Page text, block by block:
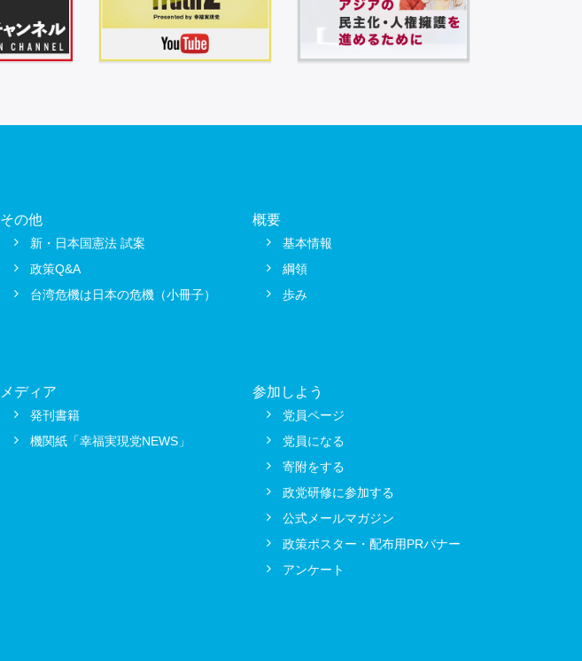
その他
新・日本国憲法 試案
政策Q&A
台湾危機は日本の危機（小冊子）
概要
基本情報
綱領
歩み
メディア
発刊書籍
機関紙「幸福実現党NEWS」
参加しよう
党員ページ
党員になる
寄附をする
政党研修に参加する
公式メールマガジン
政策ポスター・配布用PRバナー
アンケート